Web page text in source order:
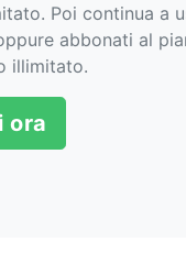
Poi continua a
abbonati al
illimitato.
ora